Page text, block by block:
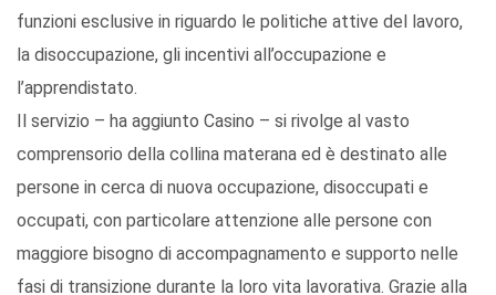
funzioni esclusive in riguardo le politiche attive del lavoro,
la disoccupazione, gli incentivi all’occupazione e
l’apprendistato.
Il servizio – ha aggiunto Casino – si rivolge al vasto
comprensorio della collina materana ed è destinato alle
persone in cerca di nuova occupazione, disoccupati e
occupati, con particolare attenzione alle persone con
maggiore bisogno di accompagnamento e supporto nelle
fasi di transizione durante la loro vita lavorativa. Grazie alla